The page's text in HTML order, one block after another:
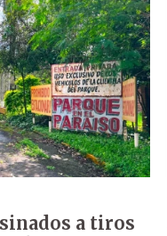
a tiros